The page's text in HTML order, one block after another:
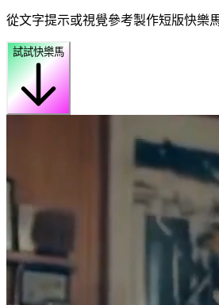
從文字提示或視覺參考製作短版快樂
試試快樂馬